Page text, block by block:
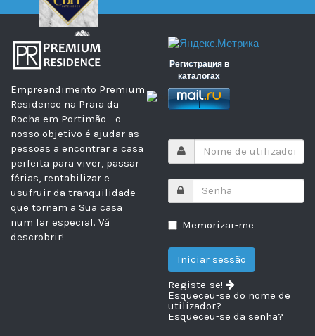
Empreendimento Premium
Residence na Praia da
Rocha em Portimão - o
nosso objetivo é ajudar as
pessoas a encontrar a casa
perfeita para viver, passar
férias, rentabilizar e
usufruir da tranquilidade
que tornam a Sua casa
num lar especial. Vá
descrobrir!
Регистрация в
каталогах
Memorizar-me
Registe-se!
Esqueceu-se do nome de
utilizador?
Esqueceu-se da senha?